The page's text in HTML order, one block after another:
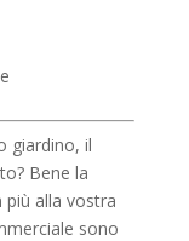
giardino, il
Bene la
più alla vostra
sono